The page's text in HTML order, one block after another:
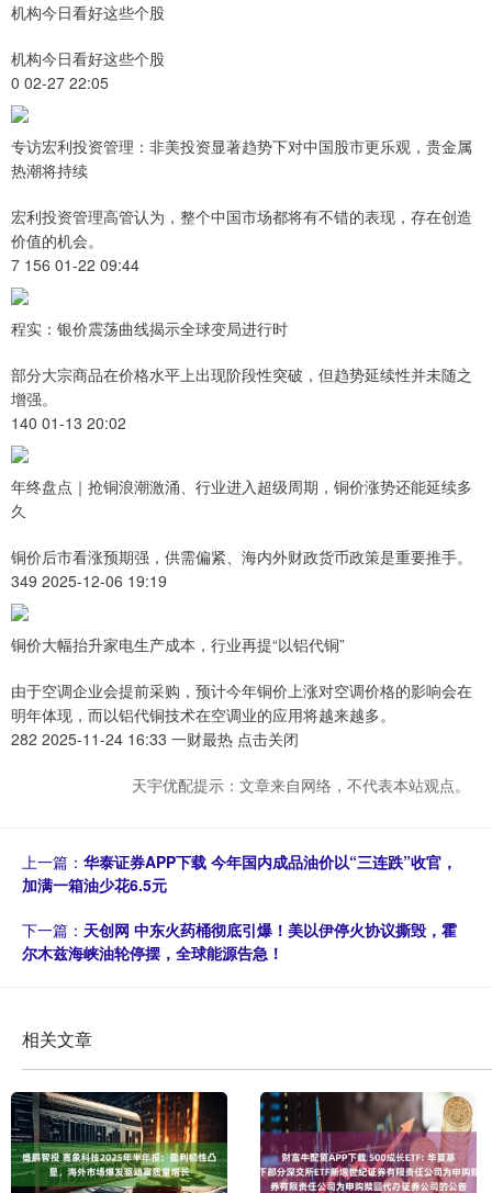
机构今日看好这些个股
机构今日看好这些个股
0 02-27 22:05
专访宏利投资管理：非美投资显著趋势下对中国股市更乐观，贵金属
热潮将持续
宏利投资管理高管认为，整个中国市场都将有不错的表现，存在创造
价值的机会。
7 156 01-22 09:44
程实：银价震荡曲线揭示全球变局进行时
部分大宗商品在价格水平上出现阶段性突破，但趋势延续性并未随之
增强。
140 01-13 20:02
年终盘点｜抢铜浪潮激涌、行业进入超级周期，铜价涨势还能延续多
久
铜价后市看涨预期强，供需偏紧、海内外财政货币政策是重要推手。
349 2025-12-06 19:19
铜价大幅抬升家电生产成本，行业再提“以铝代铜”
由于空调企业会提前采购，预计今年铜价上涨对空调价格的影响会在
明年体现，而以铝代铜技术在空调业的应用将越来越多。
282 2025-11-24 16:33 一财最热 点击关闭
天宇优配提示：文章来自网络，不代表本站观点。
上一篇： 华泰证券APP下载 今年国内成品油价以“三连跌”收官，
加满一箱油少花6.5元
下一篇： 天创网 中东火药桶彻底引爆！美以伊停火协议撕毁，霍
尔木兹海峡油轮停摆，全球能源告急！
相关文章